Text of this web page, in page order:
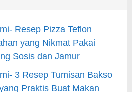
Resep Pizza Teflon
yang Nikmat Pakai
Sosis dan Jamur
3 Resep Tumisan Bakso
Praktis Buat Makan